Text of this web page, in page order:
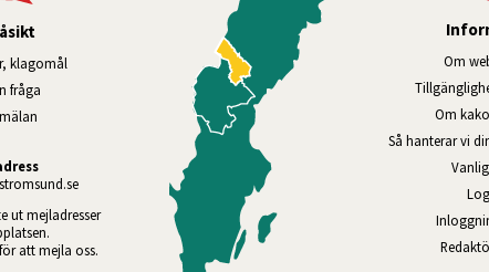
klagomål
fråga
ut mejladresser
att mejla oss.
Om
Om
Så hanterar vi